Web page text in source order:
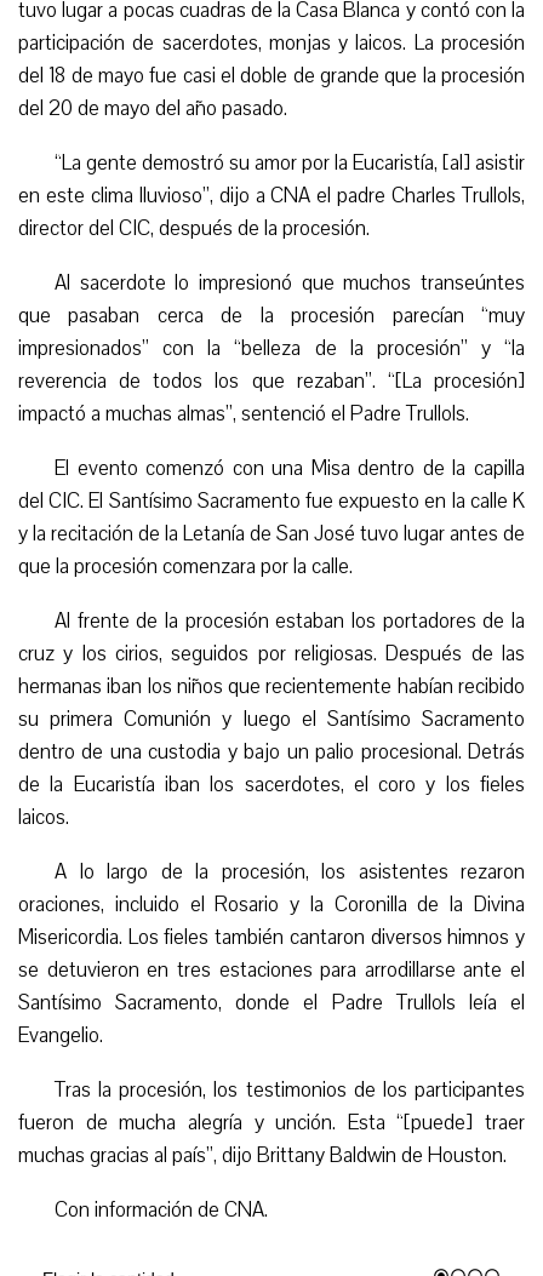
tuvo lugar a pocas cuadras de la Casa Blanca y contó con la
participación de sacerdotes, monjas y laicos. La procesión
del 18 de mayo fue casi el doble de grande que la procesión
del 20 de mayo del año pasado.
“La gente demostró su amor por la Eucaristía, [al] asistir
en este clima lluvioso”, dijo a CNA el padre Charles Trullols,
director del CIC, después de la procesión.
Al sacerdote lo impresionó que muchos transeúntes
que pasaban cerca de la procesión parecían “muy
impresionados” con la “belleza de la procesión” y “la
reverencia de todos los que rezaban”. “[La procesión]
impactó a muchas almas”, sentenció el Padre Trullols.
El evento comenzó con una Misa dentro de la capilla
del CIC. El Santísimo Sacramento fue expuesto en la calle K
y la recitación de la Letanía de San José tuvo lugar antes de
que la procesión comenzara por la calle.
Al frente de la procesión estaban los portadores de la
cruz y los cirios, seguidos por religiosas. Después de las
hermanas iban los niños que recientemente habían recibido
su primera Comunión y luego el Santísimo Sacramento
dentro de una custodia y bajo un palio procesional. Detrás
de la Eucaristía iban los sacerdotes, el coro y los fieles
laicos.
A lo largo de la procesión, los asistentes rezaron
oraciones, incluido el Rosario y la Coronilla de la Divina
Misericordia. Los fieles también cantaron diversos himnos y
se detuvieron en tres estaciones para arrodillarse ante el
Santísimo Sacramento, donde el Padre Trullols leía el
Evangelio.
Tras la procesión, los testimonios de los participantes
fueron de mucha alegría y unción. Esta “[puede] traer
muchas gracias al país”, dijo Brittany Baldwin de Houston.
Con información de CNA.